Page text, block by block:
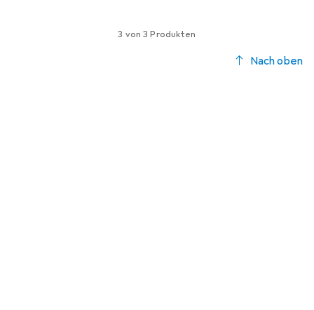
3 von 3 Produkten
Nach oben